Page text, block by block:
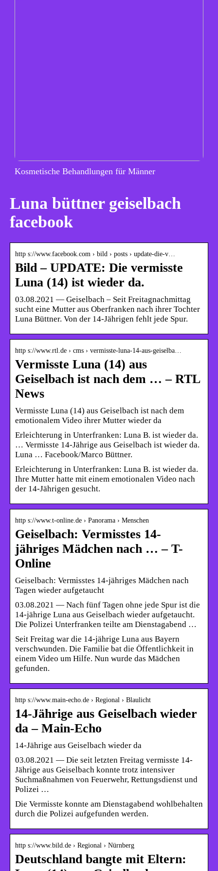
Kosmetische Behandlungen für Männer
Luna büttner geiselbach
facebook
http s://www.facebook.com › bild › posts › update-die-v…
Bild – UPDATE: Die vermisste
Luna (14) ist wieder da.
03.08.2021 — Geiselbach – Seit Freitagnachmittag
sucht eine Mutter aus Oberfranken nach ihrer Tochter
Luna Büttner. Von der 14-Jährigen fehlt jede Spur.
http s://www.rtl.de › cms › vermisste-luna-14-aus-geiselba…
Vermisste Luna (14) aus
Geiselbach ist nach dem … – RTL
News
Vermisste Luna (14) aus Geiselbach ist nach dem
emotionalem Video ihrer Mutter wieder da
Erleichterung in Unterfranken: Luna B. ist wieder da.
… Vermisste 14-Jährige aus Geiselbach ist wieder da.
Luna … Facebook/Marco Büttner.
Erleichterung in Unterfranken: Luna B. ist wieder da.
Ihre Mutter hatte mit einem emotionalen Video nach
der 14-Jährigen gesucht.
http s://www.t-online.de › Panorama › Menschen
Geiselbach: Vermisstes 14-
jähriges Mädchen nach … – T-
Online
Geiselbach: Vermisstes 14-jähriges Mädchen nach
Tagen wieder aufgetaucht
03.08.2021 — Nach fünf Tagen ohne jede Spur ist die
14-jährige Luna aus Geiselbach wieder aufgetaucht.
Die Polizei Unterfranken teilte am Dienstagabend …
Seit Freitag war die 14-jährige Luna aus Bayern
verschwunden. Die Familie bat die Öffentlichkeit in
einem Video um Hilfe. Nun wurde das Mädchen
gefunden.
http s://www.main-echo.de › Regional › Blaulicht
14-Jährige aus Geiselbach wieder
da – Main-Echo
14-Jährige aus Geiselbach wieder da
03.08.2021 — Die seit letzten Freitag vermisste 14-
Jährige aus Geiselbach konnte trotz intensiver
Suchmaßnahmen von Feuerwehr, Rettungsdienst und
Polizei …
Die Vermisste konnte am Dienstagabend wohlbehalten
durch die Polizei aufgefunden werden.
http s://www.bild.de › Regional › Nürnberg
Deutschland bangte mit Eltern: